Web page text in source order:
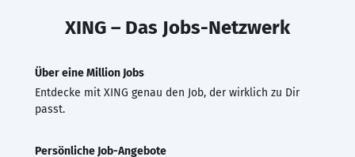
XING – Das Jobs-Netzwerk
Über eine Million Jobs
Entdecke mit XING genau den Job, der wirklich zu Dir
passt.
Persönliche Job-Angebote